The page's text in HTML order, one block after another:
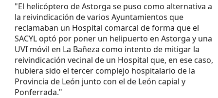
"El helicóptero de Astorga se puso como alternativa a
la reivindicación de varios Ayuntamientos que
reclamaban un Hospital comarcal de forma que el
SACYL optó por poner un helipuerto en Astorga y una
UVI móvil en La Bañeza como intento de mitigar la
reivindicación vecinal de un Hospital que, en ese caso,
hubiera sido el tercer complejo hospitalario de la
Provincia de León junto con el de León capial y
Ponferrada."